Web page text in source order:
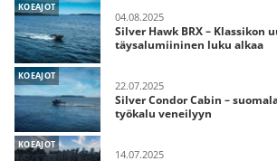
KOEAJOT
04.08.2025
Silver Hawk BRX – Klassikon
täysalumiininen luku alkaa
KOEAJOT
22.07.2025
Silver Condor Cabin –
työkalu veneilyyn
KOEAJOT
14.07.2025